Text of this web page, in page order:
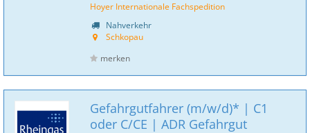
Hoyer Internationale Fachspedition
Nahverkehr
Schkopau
merken
Gefahrgutfahrer (m/w/d)* | C1
oder C/CE | ADR Gefahrgut